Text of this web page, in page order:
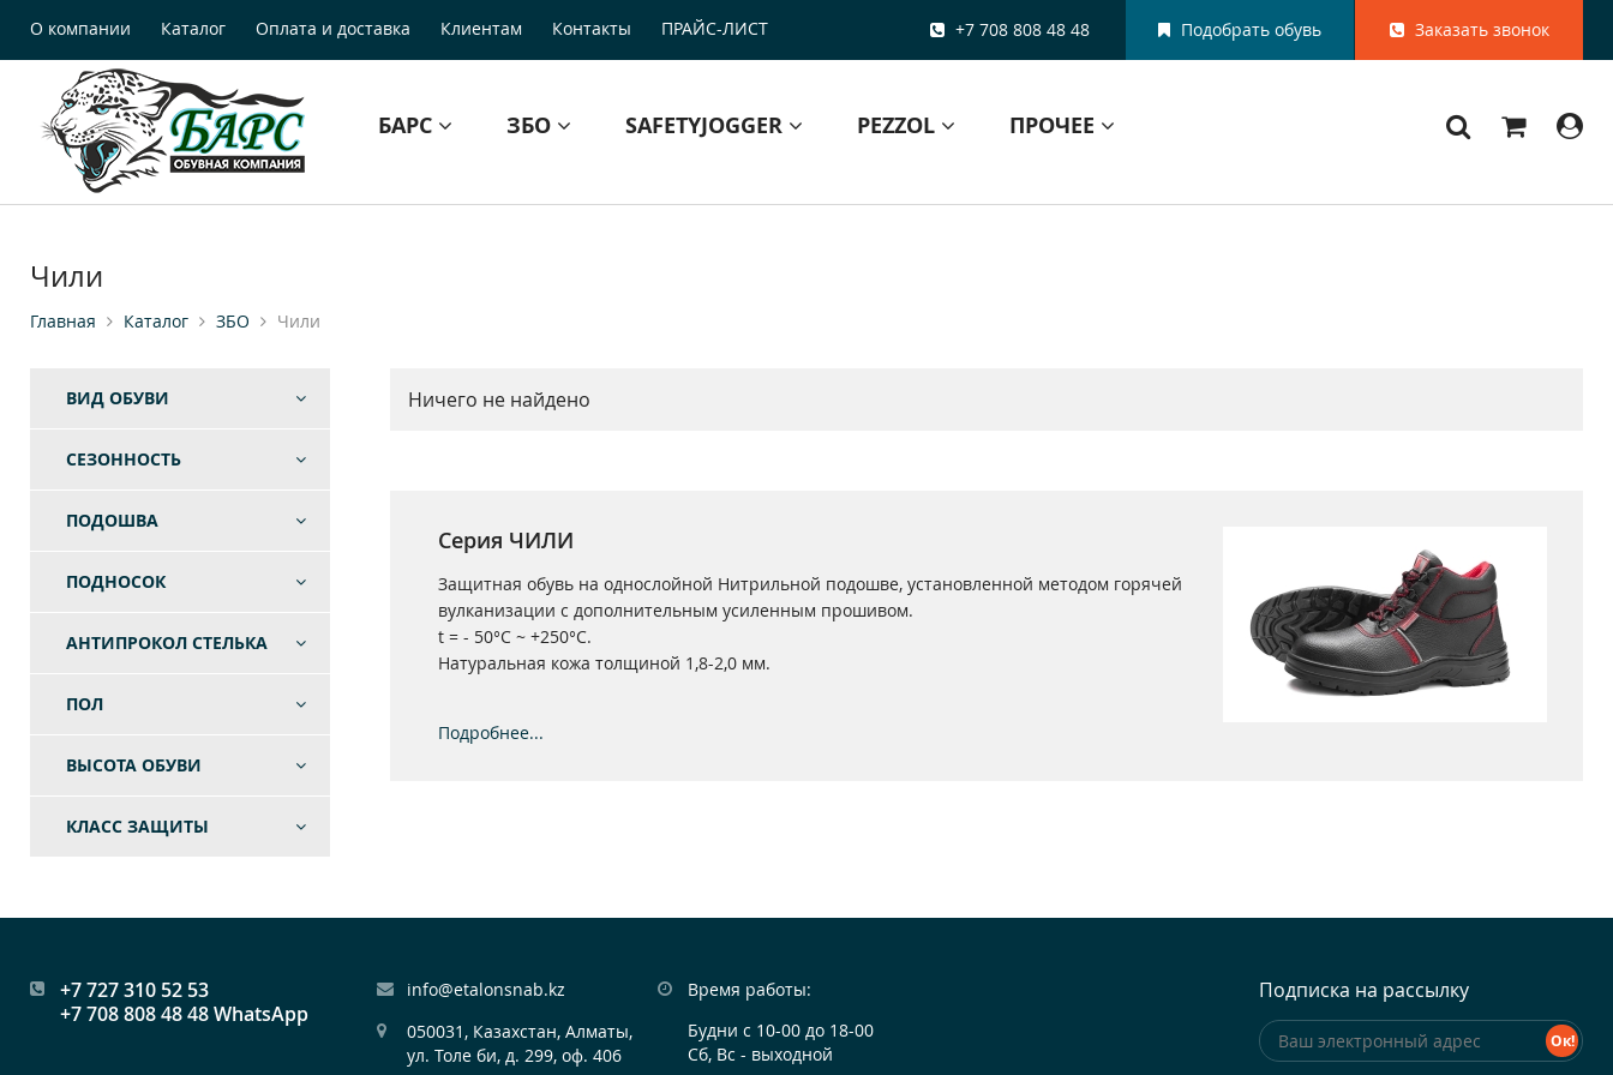
О компании Каталог Оплата и доставка Клиентам Контакты ПРАЙС-ЛИСТ Заказать звонок
Подобрать обувь
+7 708 808 48 48
БАРС ЗБО SAFETYJOGGER PEZZOL ПРОЧЕЕ
Чили
Главная Каталог ЗБО Чили
ВИД ОБУВИ
СЕЗОННОСТЬ
ПОДОШВА
ПОДНОСОК
АНТИПРОКОЛ СТЕЛЬКА
ПОЛ
ВЫСОТА ОБУВИ
КЛАСС ЗАЩИТЫ
Ничего не найдено
Серия ЧИЛИ
Защитная обувь на однослойной Нитрильной подошве, установленной методом горячей
вулканизации с дополнительным усиленным прошивом.
t = - 50°С ~ +250°С.
Натуральная кожа толщиной 1,8-2,0 мм.
Подробнее...
+7 727 310 52 53
+7 708 808 48 48 WhatsApp
info@etalonsnab.kz
050031, Казахстан, Алматы,
ул. Толе би, д. 299, оф. 406
Время работы:
Будни с 10-00 до 18-00
Сб, Вс - выходной
Подписка на рассылку